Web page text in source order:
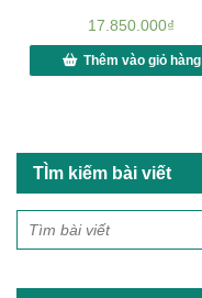
17.850.000₫
Thêm vào giỏ hàng
TÌm kiếm bài viết